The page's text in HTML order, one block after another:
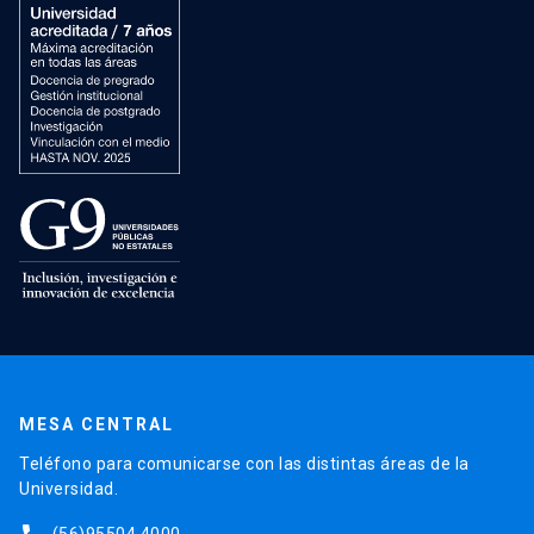
MESA CENTRAL
Teléfono para comunicarse con las distintas áreas de la
Universidad.